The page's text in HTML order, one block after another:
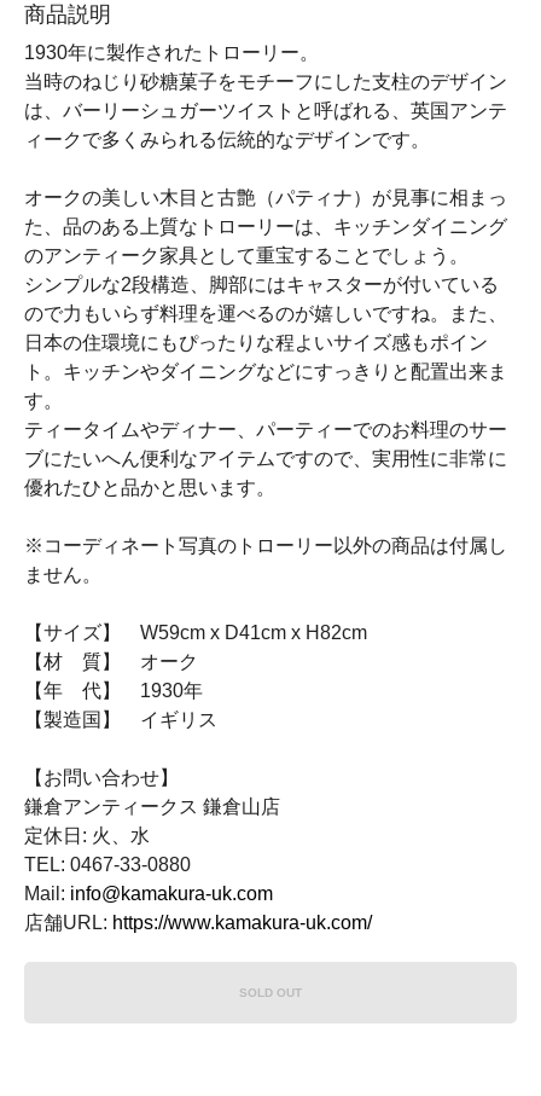
商品説明
1930年に製作されたトローリー。
当時のねじり砂糖菓子をモチーフにした支柱のデザイン
は、バーリーシュガーツイストと呼ばれる、英国アンテ
ィークで多くみられる伝統的なデザインです。
オークの美しい木目と古艶（パティナ）が見事に相まっ
た、品のある上質なトローリーは、キッチンダイニング
のアンティーク家具として重宝することでしょう。
シンプルな2段構造、脚部にはキャスターが付いている
ので力もいらず料理を運べるのが嬉しいですね。また、
日本の住環境にもぴったりな程よいサイズ感もポイン
ト。キッチンやダイニングなどにすっきりと配置出来ま
す。
ティータイムやディナー、パーティーでのお料理のサー
ブにたいへん便利なアイテムですので、実用性に非常に
優れたひと品かと思います。
※コーディネート写真のトローリー以外の商品は付属し
ません。
【サイズ】 W59cm x D41cm x H82cm
【材 質】 オーク
【年 代】 1930年
【製造国】 イギリス
【お問い合わせ】
鎌倉アンティークス 鎌倉山店
定休日: 火、水
TEL: 0467-33-0880
Mail: info@kamakura-uk.com
店舗URL: https://www.kamakura-uk.com/
SOLD OUT